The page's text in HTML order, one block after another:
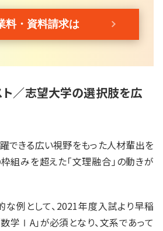
料・資料請求は
／志望大学の選択肢を広
できる広い視野をもった人材輩出を
組みを超えた「文理融合」の動きが
例として、2021年度入試より早稲
学ⅠA」が必須となり、文系であって